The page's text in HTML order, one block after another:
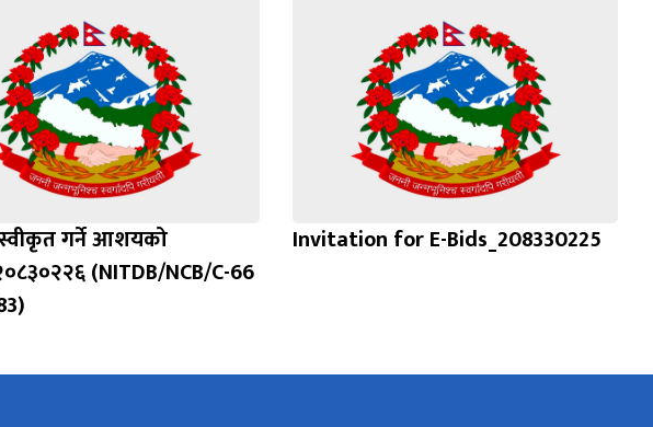
गर्ने आशयको
(NITDB/NCB/C-66
Invitation for E-Bids_208330225